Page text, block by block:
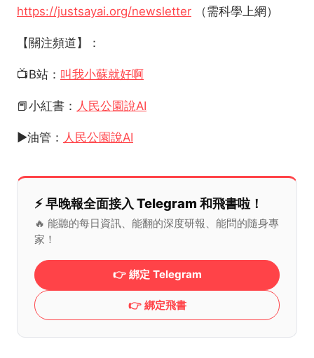
https://justsayai.org/newsletter （需科學上網）
【關注頻道】：
📺B站： 叫我小蘇就好啊
📕小紅書： 人民公園說AI
▶️油管： 人民公園說AI
⚡️ 早晚報全面接入 Telegram 和飛書啦！
🔥 能聽的每日資訊、能翻的深度研報、能問的隨身專
家！
👉 綁定 Telegram
👉 綁定飛書